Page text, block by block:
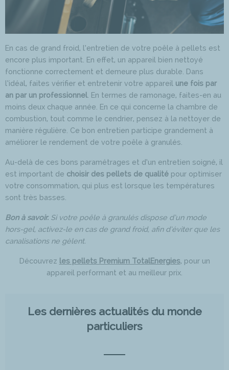
En cas de grand froid, l’entretien de votre poêle à pellets est
encore plus important. En effet, un appareil bien nettoyé
fonctionne correctement et demeure plus durable. Dans
l’idéal, faites vérifier et entretenir votre appareil une fois par
an par un professionnel . En termes de ramonage, faites-en au
moins deux chaque année. En ce qui concerne la chambre de
combustion, tout comme le cendrier, pensez à la nettoyer de
manière régulière. Ce bon entretien participe grandement à
améliorer le rendement de votre poêle à granulés.
Au-delà de ces bons paramétrages et d’un entretien soigné, il
est important de choisir des pellets de qualité pour optimiser
votre consommation, qui plus est lorsque les températures
sont très basses.
Bon à savoir. Si votre poêle à granulés dispose d’un mode
hors-gel, activez-le en cas de grand froid, afin d’éviter que les
canalisations ne gèlent.
Découvrez les pellets Premium TotalEnergies, pour un
appareil performant et au meilleur prix.
Les dernières actualités du monde
particuliers